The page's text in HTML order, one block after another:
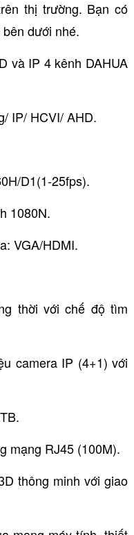
thị trường. Bạn có
dưới nhé.
và IP 4 kênh DAHUA
IP/ HCVI/ AHD.
D1(1-25fps).
1080N.
VGA/HDMI.
thời với chế độ tìm
camera IP (4+1) với
mạng RJ45 (100M).
thông minh với giao